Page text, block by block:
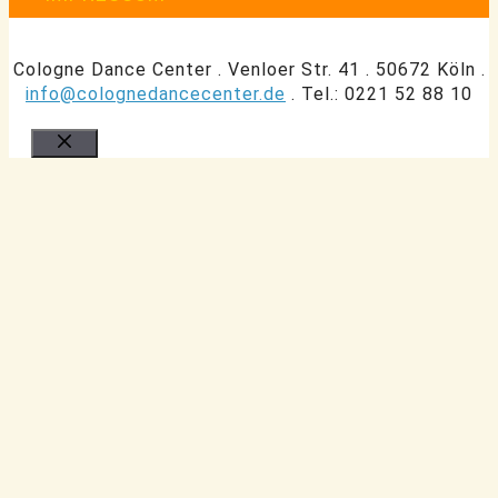
Cologne Dance Center . Venloer Str. 41 . 50672 Köln .
info@colognedancecenter.de . Tel.: 0221 52 88 10
Schließen